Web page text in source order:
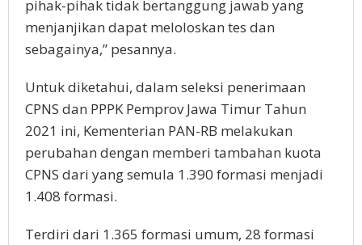
pihak-pihak tidak bertanggung jawab yang
menjanjikan dapat meloloskan tes dan
sebagainya,” pesannya.
Untuk diketahui, dalam seleksi penerimaan
CPNS dan PPPK Pemprov Jawa Timur Tahun
2021 ini, Kementerian PAN-RB melakukan
perubahan dengan memberi tambahan kuota
CPNS dari yang semula 1.390 formasi menjadi
1.408 formasi.
Terdiri dari 1.365 formasi umum, 28 formasi